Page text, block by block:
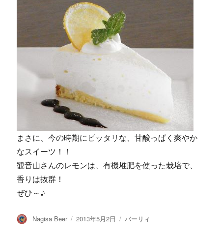
まさに、今の時期にピッタリな、甘酸っぱく爽やか
なスイーツ！！
観音山さんのレモンは、有機堆肥を使った栽培で、
香りは抜群！
ぜひ～♪
投
Nagisa Beer
投
2013年5月2日
カ
バーリィ